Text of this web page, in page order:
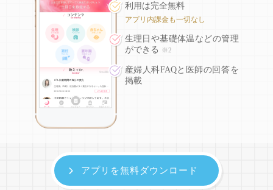
利用は完全無料
アプリ内課金も一切なし
生理日や基礎体温などの管理
ができる
※2
産婦人科FAQと医師の回答を
掲載
アプリを無料ダウンロード